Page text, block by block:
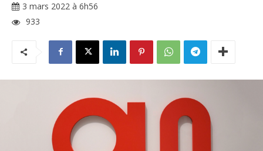
3 mars 2022 à 6h56
933